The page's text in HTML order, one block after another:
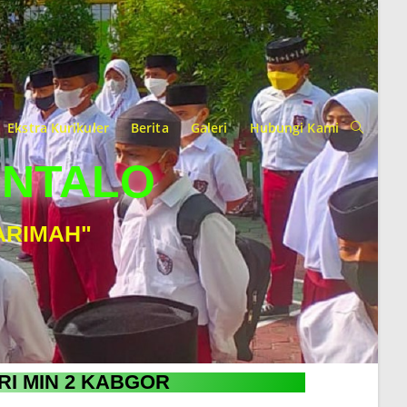
Ekstra Kurikuler Berita Galeri Hubungi Kami
MIN 2 KABGOR